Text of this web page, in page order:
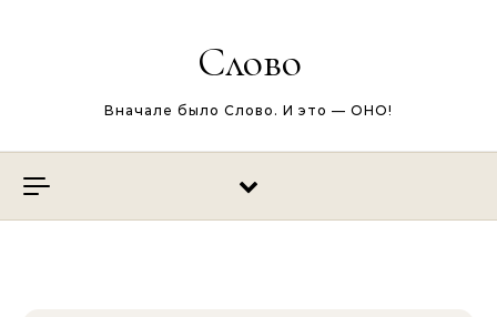
Слово
Вначале было Слово. И это — ОНО!